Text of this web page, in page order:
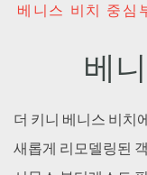
베니스 비치 중심
베
더 키니 베니스 비치
새롭게 리모델링된